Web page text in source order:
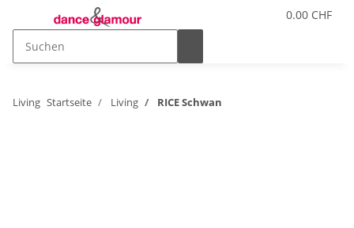
0.00 CHF
Living Startseite Living RICE Schwan